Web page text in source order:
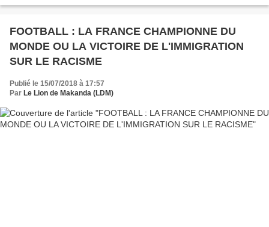
FOOTBALL : LA FRANCE CHAMPIONNE DU
MONDE OU LA VICTOIRE DE L'IMMIGRATION
SUR LE RACISME
Publié le 15/07/2018 à 17:57
Par Le Lion de Makanda (LDM)